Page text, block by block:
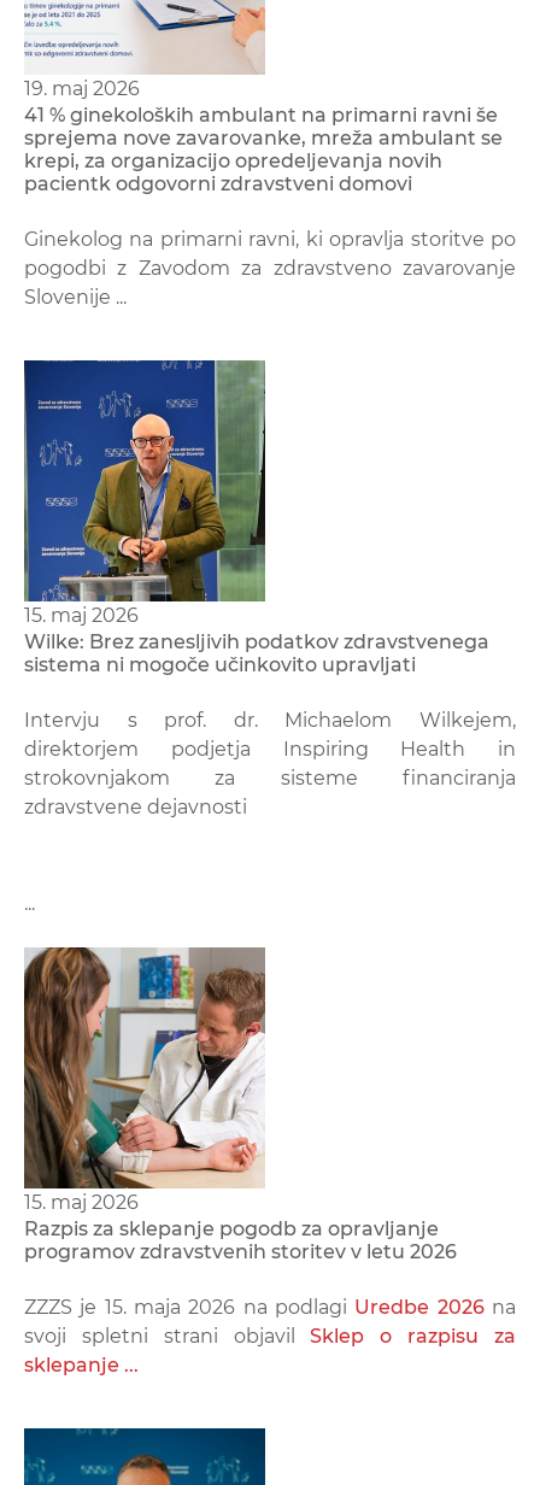
19. maj 2026
41 % ginekoloških ambulant na primarni ravni še
sprejema nove zavarovanke, mreža ambulant se
krepi, za organizacijo opredeljevanja novih
pacientk odgovorni zdravstveni domovi
Ginekolog na primarni ravni, ki opravlja storitve po
pogodbi z Zavodom za zdravstveno zavarovanje
Slovenije ...
15. maj 2026
Wilke: Brez zanesljivih podatkov zdravstvenega
sistema ni mogoče učinkovito upravljati
Intervju s prof. dr. Michaelom Wilkejem,
direktorjem podjetja Inspiring Health in
strokovnjakom za sisteme financiranja
zdravstvene dejavnosti
...
15. maj 2026
Razpis za sklepanje pogodb za opravljanje
programov zdravstvenih storitev v letu 2026
ZZZS je 15. maja 2026 na podlagi Uredbe 2026na
svoji spletni strani objavilSklep o razpisu za
sklepanje ...